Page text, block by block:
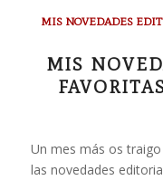
MIS NOVEDADES
MIS
Un mes más os
las novedades